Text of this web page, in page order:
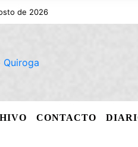
de 2026
CONTACTO